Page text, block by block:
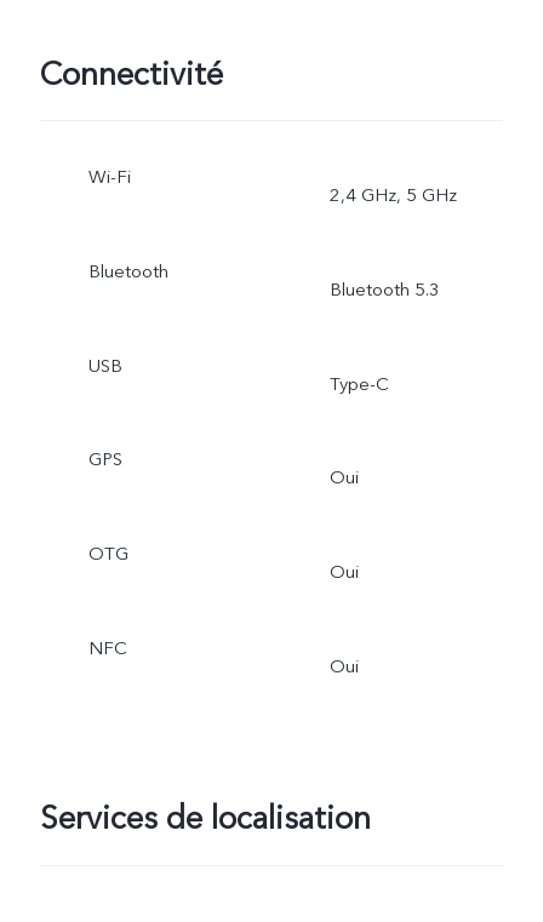
Connectivité
Wi-Fi
2,4 GHz, 5 GHz
Bluetooth
Bluetooth 5.3
USB
Type-C
GPS
Oui
OTG
Oui
NFC
Oui
Services de localisation